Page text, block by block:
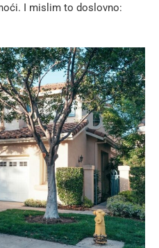
I mislim to doslovno: